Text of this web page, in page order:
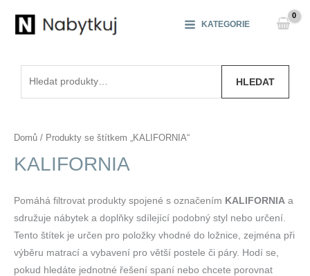
KATEGORIE
HLEDAT
Domů / Produkty se štítkem „KALIFORNIA“
KALIFORNIA
Pomáhá filtrovat produkty spojené s označením KALIFORNIA a
sdružuje nábytek a doplňky sdílející podobný styl nebo určení.
Tento štítek je určen pro položky vhodné do ložnice, zejména při
výběru matrací a vybavení pro větší postele či páry. Hodí se,
pokud hledáte jednotné řešení spaní nebo chcete porovnat